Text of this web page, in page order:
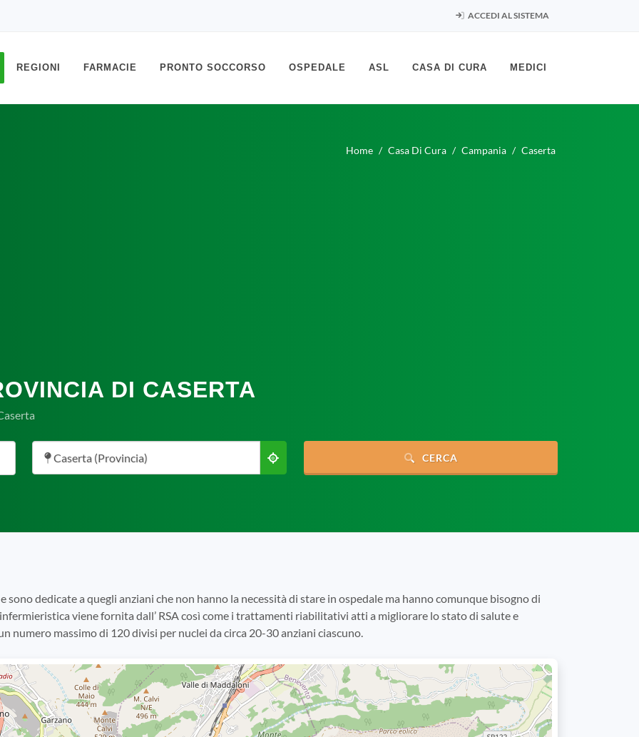
ACCEDI AL SISTEMA
REGIONI FARMACIE PRONTO SOCCORSO OSPEDALE ASL CASA DI CURA MEDICI
Home Casa Di Cura Campania Caserta
DI CASERTA
Caserta (Provincia) CERCA
dedicate a quegli anziani che non hanno la necessità di stare in ospedale ma hanno comunque bisogno di
viene fornita dall’ RSA così come i trattamenti riabilitativi atti a migliorare lo stato di salute e
numero massimo di 120 divisi per nuclei da circa 20-30 anziani ciascuno.